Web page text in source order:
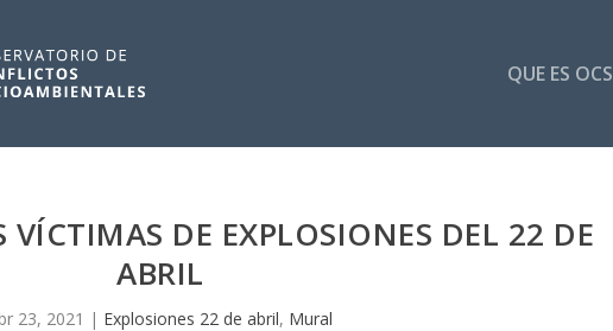
QUE ES
VÍCTIMAS DE EXPLOSIONES DEL 22 DE
ABRIL
23, 2021 | Explosiones 22 de abril, Mural